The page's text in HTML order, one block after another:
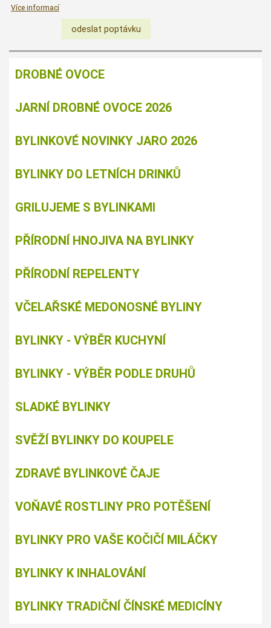
Více informací
DROBNÉ OVOCE
JARNÍ DROBNÉ OVOCE 2026
BYLINKOVÉ NOVINKY JARO 2026
BYLINKY DO LETNÍCH DRINKŮ
GRILUJEME S BYLINKAMI
PŘÍRODNÍ HNOJIVA NA BYLINKY
PŘÍRODNÍ REPELENTY
VČELAŘSKÉ MEDONOSNÉ BYLINY
BYLINKY - VÝBĚR KUCHYNÍ
BYLINKY - VÝBĚR PODLE DRUHŮ
SLADKÉ BYLINKY
SVĚŽÍ BYLINKY DO KOUPELE
ZDRAVÉ BYLINKOVÉ ČAJE
VOŇAVÉ ROSTLINY PRO POTĚŠENÍ
BYLINKY PRO VAŠE KOČIČÍ MILÁČKY
BYLINKY K INHALOVÁNÍ
BYLINKY TRADIČNÍ ČÍNSKÉ MEDICÍNY